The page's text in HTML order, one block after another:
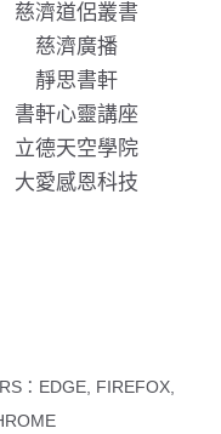
慈濟道侶叢書
慈濟廣播
靜思書軒
書軒心靈講座
立德天空學院
大愛感恩科技
：EDGE, FIREFOX,